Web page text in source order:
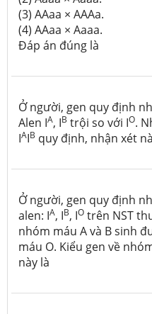
(3) AAaa × AAAa.
(4) AAaa × Aaaa.
Đáp án đúng là
Ở người, gen quy định
Alen IA, IB trội so với IO.
IAIB quy định, nhận xét
Ở người, gen quy định
alen: IA, IB, IO trên NST
nhóm máu A và B sinh
máu O. Kiểu gen về
này là